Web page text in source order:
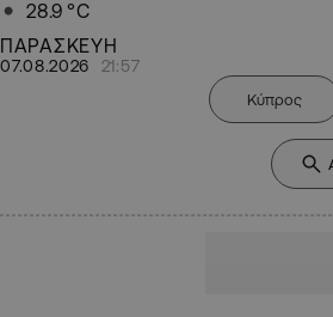
28.9 °C
ΠΑΡΑΣΚΕΥΗ
07.08.2026 21:57
Κύπρος